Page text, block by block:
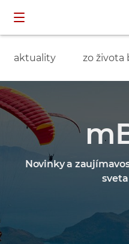
aktuality zo života
Novinky a